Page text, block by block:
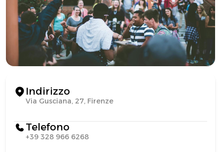
Indirizzo
Via Gusciana, 27, Firenze
Telefono
+39 328 966 6268